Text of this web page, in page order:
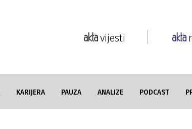
vijesti
KARIJERA PAUZA ANALIZE PODCAST